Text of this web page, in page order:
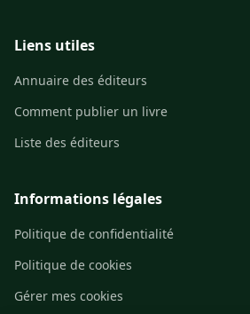
Liens utiles
Annuaire des éditeurs
Comment publier un livre
Liste des éditeurs
Informations légales
Politique de confidentialité
Politique de cookies
Gérer mes cookies